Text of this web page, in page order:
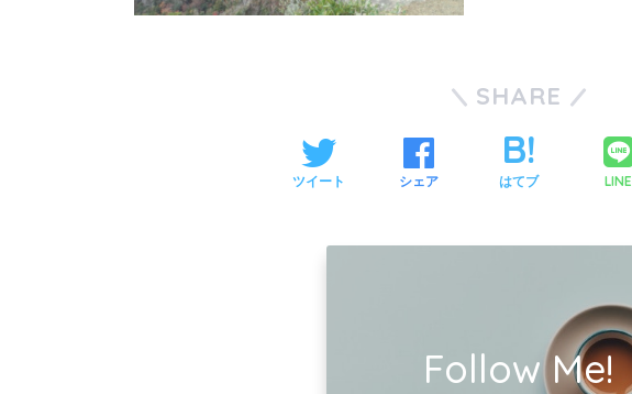
SHARE
ツイート シェア はてブ LINE
Follow Me!